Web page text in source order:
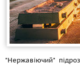
"Нержавіючий"